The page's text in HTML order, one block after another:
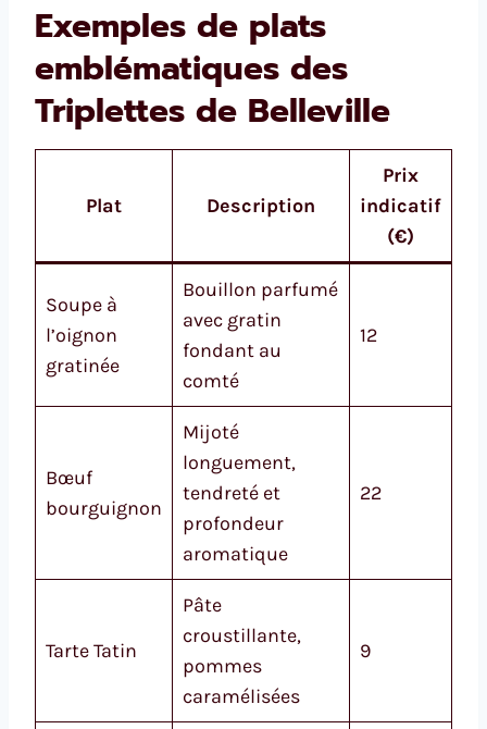
Exemples de plats
emblématiques des
Triplettes de Belleville
Plat Description
Prix
indicatif
(€)
Soupe à
l’oignon
gratinée
Bouillon parfumé
avec gratin
fondant au
comté
12
Bœuf
bourguignon
Mijoté
longuement,
tendreté et
profondeur
aromatique
22
Tarte Tatin
Pâte
croustillante,
pommes
caramélisées
9